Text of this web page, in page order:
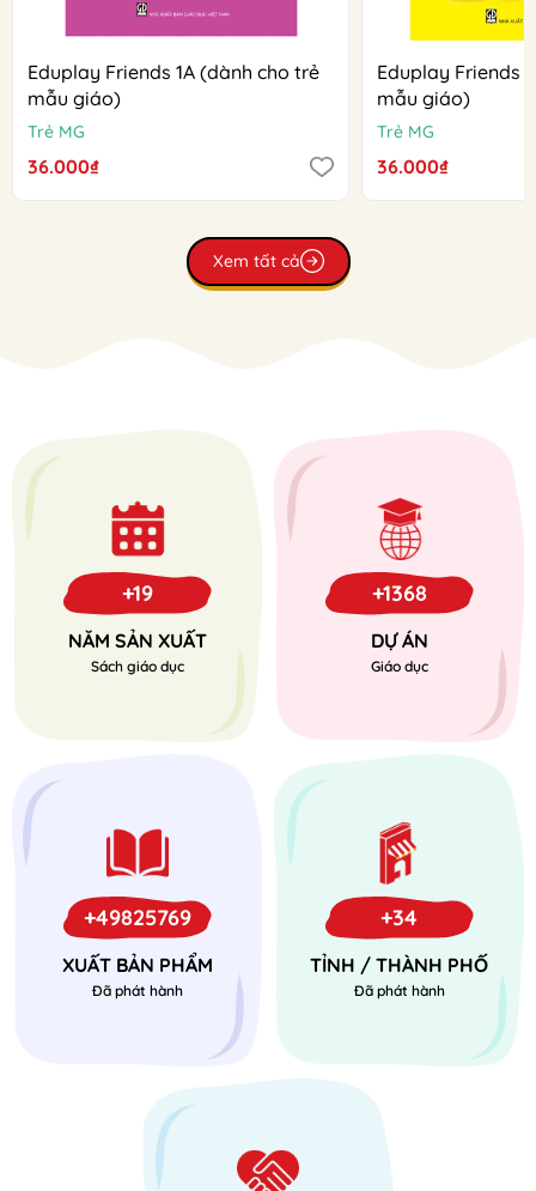
Eduplay Friends 1A (dành cho trẻ
mẫu giáo)
Trẻ MG
36.000₫
Eduplay Friends
mẫu giáo)
Trẻ MG
36.000₫
Xem tất cả
+19
NĂM SẢN XUẤT
Sách giáo dục
+1368
DỰ ÁN
Giáo dục
+49825769
XUẤT BẢN PHẨM
Đã phát hành
+34
TỈNH / THÀNH PHỐ
Đã phát hành